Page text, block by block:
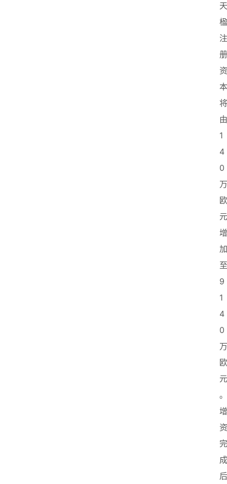
天
楹
注
册
资
本
将
由
1
4
0
万
欧
元
增
加
至
9
1
4
0
万
欧
元
。
增
资
完
成
后